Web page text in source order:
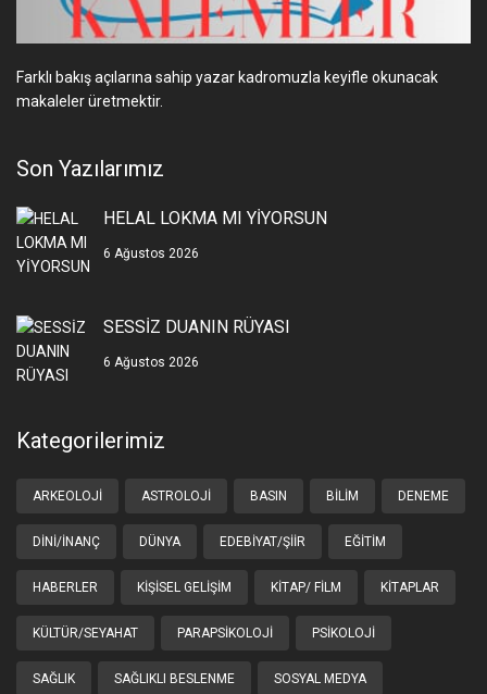
Farklı bakış açılarına sahip yazar kadromuzla keyifle okunacak
makaleler üretmektir.
Son Yazılarımız
HELAL LOKMA MI YİYORSUN
6 Ağustos 2026
SESSİZ DUANIN RÜYASI
6 Ağustos 2026
Kategorilerimiz
ARKEOLOJI ASTROLOJI BASIN BILIM DENEME
DINI/İNANÇ DÜNYA EDEBIYAT/ŞIIR EĞITIM
HABERLER KIŞISEL GELIŞIM KITAP/ FILM KITAPLAR
KÜLTÜR/SEYAHAT PARAPSIKOLOJI PSIKOLOJI
SAĞLIK SAĞLIKLI BESLENME SOSYAL MEDYA